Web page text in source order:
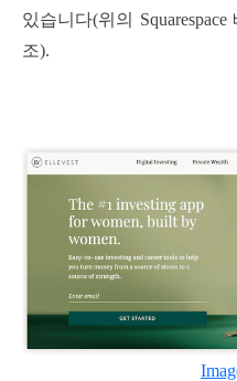
있습니다(위의
조).